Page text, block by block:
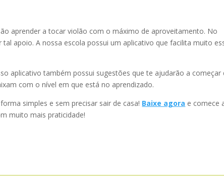
aprender a tocar violão com o máximo de aproveitamento. No
apoio. A nossa escola possui um aplicativo que facilita muito
aplicativo também possui sugestões que te ajudarão a começar
com o nível em que está no aprendizado.
simples e sem precisar sair de casa! Baixe agora e comece
muito mais praticidade!